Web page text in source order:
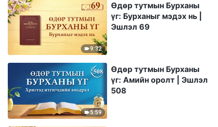
9:32
Өдөр тутмын Бурханы
үг: Бурханыг мэдэх нь |
Эшлэл 69
5:59
Өдөр тутмын Бурханы
үг: Амийн оролт | Эшлэл
508